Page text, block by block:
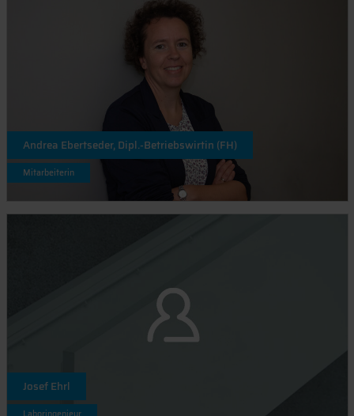
Andrea Ebertseder, Dipl.-Betriebswirtin (FH)
Mitarbeiterin
Josef Ehrl